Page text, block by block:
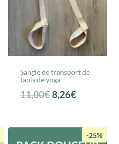
Sangle de transport de
tapis de yoga
11,00€Le
8,26€Le
est :-25%